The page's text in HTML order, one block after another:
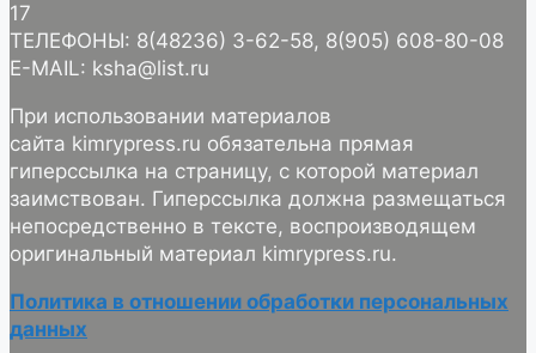
17
ТЕЛЕФОНЫ: 8(48236) 3-62-58, 8(905) 608-80-08
E-MAIL: ksha@list.ru
При использовании материалов
сайта kimrypress.ru обязательна прямая
гиперссылка на страницу, с которой материал
заимствован. Гиперссылка должна размещаться
непосредственно в тексте, воспроизводящем
оригинальный материал kimrypress.ru.
Политика в отношении обработки персональных
данных